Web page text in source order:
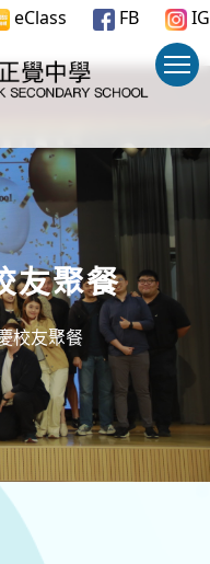
eClass FB IG
友聚餐
校友聚餐